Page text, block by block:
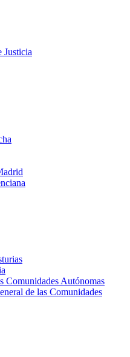
Justicia
Comunidades Autónomas
de las Comunidades